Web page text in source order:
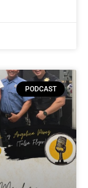
PODCAST